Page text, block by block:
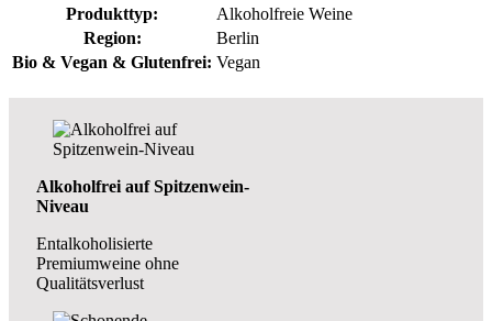
Produkttyp:
Alkoholfreie Weine
Region:
Berlin
Bio & Vegan & Glutenfrei: Vegan
Alkoholfrei auf Spitzenwein-
Niveau
Entalkoholisierte
Premiumweine ohne
Qualitätsverlust